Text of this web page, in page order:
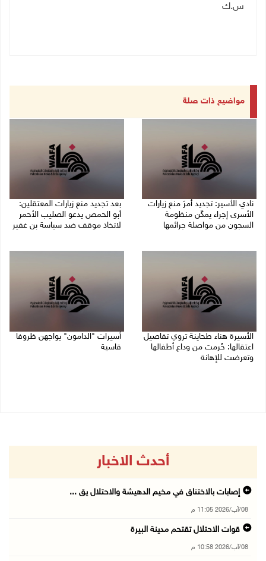
س.ك
مواضيع ذات صلة
نادي الأسير: تجديد أمرَ منع زيارات
الأسرى إجراء يمكّن منظومة
السجون من مواصلة جرائمها
بعد تجديد منع زيارات المعتقلين:
أبو الحمص يدعو الصليب الأحمر
لاتخاذ موقف ضد سياسة بن غفير
الأسيرة هناء طحاينة تروي تفاصيل
اعتقالها: حُرمت من وداع أطفالها
وتعرضت للإهانة
أسيرات "الدامون" يواجهن ظروفا
قاسية
أحدث الاخبار
إصابات بالاختناق في مخيم الدهيشة والاحتلال يق ...
08/آب/2026 11:05 م
قوات الاحتلال تقتحم مدينة البيرة
08/آب/2026 10:58 م